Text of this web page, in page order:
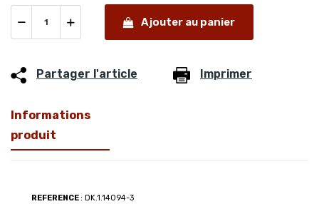
Ajouter au panier
Partager l'article Imprimer
Informations
produit
REFERENCE : DK.1.14094-3